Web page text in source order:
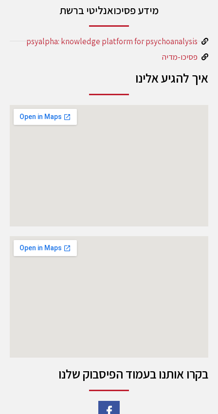
מידע פסיכואנליטי ברשת
psyalpha: knowledge platform for psychoanalysis
פסיכו-מדיה
איך להגיע אלינו
בקרו אותנו בעמוד הפיסבוק שלנו